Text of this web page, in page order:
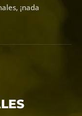
¡nada